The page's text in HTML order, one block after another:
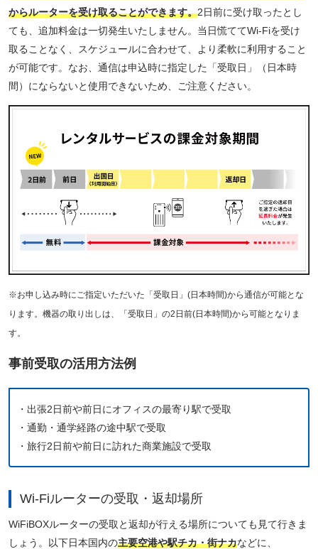
からルーターを受け取ることができます。2日前に受け取ったとし
ても、追加料金は一切発生いたしません。当日慌ててWi-Fiを受け
取ることなく、スケジュールに合わせて、より柔軟に利用すること
が可能です。なお、通信は申込時に指定した「受取日」（日本時
間）にならないと使用できないため、ご注意ください。
※お申し込み時にご指定いただいた「受取日」(日本時間)から通信が可能とな
ります。機器の取り出しは、「受取日」の2日前(日本時間)から可能となりま
す。
事前受取の活用方法例
・出張2日前や前日にオフィスの最寄り駅で受取
・通勤・通学経路の途中駅で受取
・旅行2日前や前日に訪れた商業施設で受取
Wi-Fiルーターの受取・返却場所
WiFiBOXルーターの受取と返却が行える場所についても見て行きま
しょう。以下日本国内の主要空港や駅チカ・街ナカなどに、